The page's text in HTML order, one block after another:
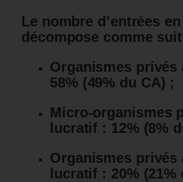
Le nombre d’entrées
décompose comme
Organismes
58% (49% du CA) ;
Micro-organismes
lucratif : 12% (8%
Organismes privés
lucratif : 20% (21%